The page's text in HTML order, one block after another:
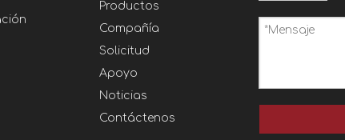
Productos
Compañía
Solicitud
Apoyo
Noticias
Contáctenos